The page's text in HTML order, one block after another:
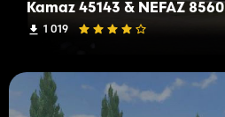
Kamaz 45143 & NEFAZ 8560
1 019